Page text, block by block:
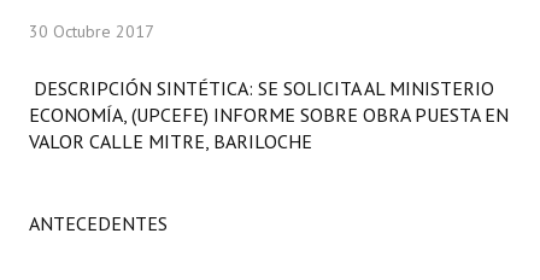
Comisiones Especiales
Concejales Mandato Cumplido
30 Octubre 2017
DESCRIPCIÓN SINTÉTICA: SE SOLICITA AL MINISTERIO
ECONOMÍA, (UPCEFE) INFORME SOBRE OBRA PUESTA EN
VALOR CALLE MITRE, BARILOCHE
ANTECEDENTES